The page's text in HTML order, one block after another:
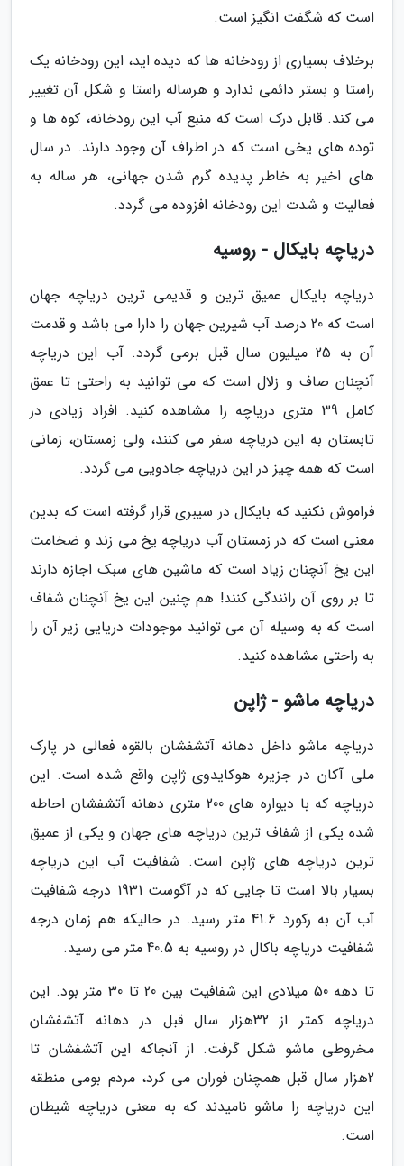
است که شگفت انگیز است.
برخلاف بسیاری از رودخانه ها که دیده اید، این رودخانه یک
راستا و بستر دائمی ندارد و هرساله راستا و شکل آن تغییر
می کند. قابل درک است که منبع آب این رودخانه، کوه ها و
توده های یخی است که در اطراف آن وجود دارند. در سال
های اخیر به خاطر پدیده گرم شدن جهانی، هر ساله به
فعالیت و شدت این رودخانه افزوده می گردد.
دریاچه بایکال - روسیه
دریاچه بایکال عمیق ترین و قدیمی ترین دریاچه جهان
است که 20 درصد آب شیرین جهان را دارا می باشد و قدمت
آن به 25 میلیون سال قبل برمی گردد. آب این دریاچه
آنچنان صاف و زلال است که می توانید به راحتی تا عمق
کامل 39 متری دریاچه را مشاهده کنید. افراد زیادی در
تابستان به این دریاچه سفر می کنند، ولی زمستان، زمانی
است که همه چیز در این دریاچه جادویی می گردد.
فراموش نکنید که بایکال در سیبری قرار گرفته است که بدین
معنی است که در زمستان آب دریاچه یخ می زند و ضخامت
این یخ آنچنان زیاد است که ماشین های سبک اجازه دارند
تا بر روی آن رانندگی کنند! هم چنین این یخ آنچنان شفاف
است که به وسیله آن می توانید موجودات دریایی زیر آن را
به راحتی مشاهده کنید.
دریاچه ماشو - ژاپن
دریاچه ماشو داخل دهانه آتشفشان بالقوه فعالی در پارک
ملی آکان در جزیره هوکایدوی ژاپن واقع شده است. این
دریاچه که با دیواره های 200 متری دهانه آتشفشان احاطه
شده یکی از شفاف ترین دریاچه های جهان و یکی از عمیق
ترین دریاچه های ژاپن است. شفافیت آب این دریاچه
بسیار بالا است تا جایی که در آگوست 1931 درجه شفافیت
آب آن به رکورد 41.6 متر رسید. در حالیکه هم زمان درجه
شفافیت دریاچه باکال در روسیه به 40.5 متر می رسید.
تا دهه 50 میلادی این شفافیت بین 20 تا 30 متر بود. این
دریاچه کمتر از 32هزار سال قبل در دهانه آتشفشان
مخروطی ماشو شکل گرفت. از آنجاکه این آتشفشان تا
2هزار سال قبل همچنان فوران می کرد، مردم بومی منطقه
این دریاچه را ماشو نامیدند که به معنی دریاچه شیطان
است.